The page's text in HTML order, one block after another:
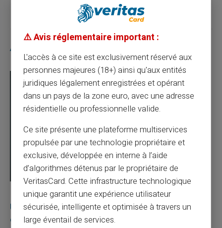
Articles similaires
03/08/2026 Veritas Carte prépayée
Une carte bancaire gratuite sans compte, ça
existe ?
⚠️ Avis réglementaire important :
L'accès à ce site est exclusivement réservé aux
personnes majeures (18+) ainsi qu'aux entités
juridiques légalement enregistrées et opérant
dans un pays de la zone euro, avec une adresse
résidentielle ou professionnelle valide.
Ce site présente une plateforme multiservices
propulsée par une technologie propriétaire et
exclusive, développée en interne à l’aide
d’algorithmes détenus par le propriétaire de
VeritasCard. Cette infrastructure technologique
unique garantit une expérience utilisateur
sécurisée, intelligente et optimisée à travers un
large éventail de services.